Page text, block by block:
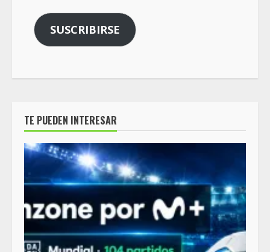
SUSCRIBIRSE
TE PUEDEN INTERESAR